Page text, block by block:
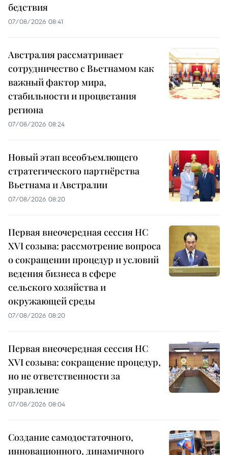
бедствия
07/08/2026 08:41
Австралия рассматривает
сотрудничество с Вьетнамом как
важный фактор мира,
стабильности и процветания
региона
07/08/2026 08:24
Новый этап всеобъемлющего
стратегического партнёрства
Вьетнама и Австралии
07/08/2026 08:20
Первая внеочередная сессия НС
XVI созыва: рассмотрение вопроса
о сокращении процедур и условий
ведения бизнеса в сфере
сельского хозяйства и
окружающей среды
07/08/2026 08:20
Первая внеочередная сессия НС
XVI созыва: сокращение процедур,
но не ответственности за
управление
07/08/2026 08:04
Создание самодостаточного,
инновационного, динамичного